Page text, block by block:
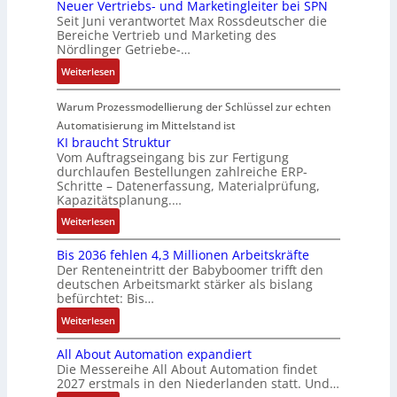
e
n
r
s
i
c
h
e
r
e
E
n
t
w
i
c
k
l
u
n
g
n
a
g
e
n
b
a
u
P
o
s
i
t
i
v
e
M
o
m
e
n
t
a
u
e
u
e
r
u
n
g
A
G
V
u
n
d
b
o
t
i
k
e
g
r
a
o
n
i
n
F
a
n
u
c
C
N
C
-
S
y
s
e
m
t
e
c
h
n
i
k
-
G
e
s
c
h
ä
f
t
s
f
h
r
a
s
s
a
u
l
t
S
y
s
t
è
m
e
s
:
Q
2
-
E
r
g
e
b
Neuer Vertriebs- und Marketingleiter bei SPN
Seit Juni verantwortet Max Rossdeutscher die
Bereiche Vertrieb und Marketing des
Nördlinger Getriebe-…
Weiterlesen:
N
e
e
r
V
e
r
t
r
i
e
b
s
-
u
n
d
M
Warum Prozessmodellierung der Schlüssel zur echten
Automatisierung im Mittelstand ist
KI braucht Struktur
Vom Auftragseingang bis zur Fertigung
durchlaufen Bestellungen zahlreiche ERP-
Schritte – Datenerfassung, Materialprüfung,
Kapazitätsplanung.…
Weiterlesen:
K
I
b
r
a
u
c
h
t
S
Bis 2036 fehlen 4,3 Millionen Arbeitskräfte
Der Renteneintritt der Babyboomer trifft den
deutschen Arbeitsmarkt stärker als bislang
befürchtet: Bis…
Weiterlesen:
B
i
s
2
All About Automation expandiert
Die Messereihe All About Automation findet
2027 erstmals in den Niederlanden statt. Und…